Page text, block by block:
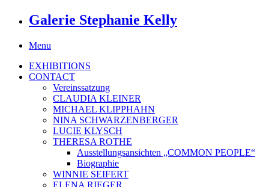
Galerie Stephanie Kelly
Menu
EXHIBITIONS
CONTACT
Vereinssatzung
CLAUDIA KLEINER
MICHAEL KLIPPHAHN
NINA SCHWARZENBERGER
LUCIE KLYSCH
THERESA ROTHE
Ausstellungsansichten „COMMON PEOPLE“
Biographie
WINNIE SEIFERT
ELENA RIEGER